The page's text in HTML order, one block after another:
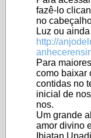
fazê-lo
no
Luz ou
http://
Para
como baixar
contidas no
inicial de
nos.
Um grande
amor divino
Ibiatan